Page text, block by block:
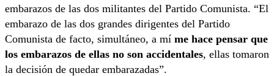
embarazos de las dos militantes del Partido Comunista. “El
embarazo de las dos grandes dirigentes del Partido
Comunista de facto, simultáneo, a mí me hace pensar que
los embarazos de ellas no son accidentales, ellas tomaron
la decisión de quedar embarazadas”.